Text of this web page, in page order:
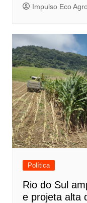
Impulso Eco
Política
Rio do Sul
e projeta alta